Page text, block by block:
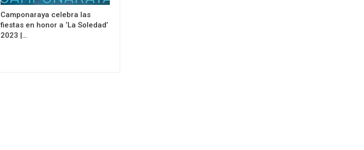
Camponaraya celebra las
fiestas en honor a ‘La Soledad’
2023 |…